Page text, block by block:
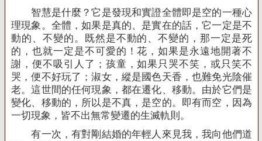
智慧是什麼？它是發現和實證全體即是空的一種心
理現象。全體，如果是真的、是實在的話，它一定是不
動的、不變的。既然是不動的、不變的，那一定是死
的，也就一定是不可愛的！花，如果是永遠地開著不
謝，便不吸引人了；孩童，如果只哭不笑，或只笑不
哭，便不好玩了；淑女，縱是國色天香，也難免光陰催
老。這世間的任何現象，都在遷化、移動。由於它們是
變化、移動的，所以是不真，是空的。即有而空，因為
一切現象，皆不出無常變遷的生滅軌則。
有一次，有對剛結婚的年輕人來見我，我向他們道